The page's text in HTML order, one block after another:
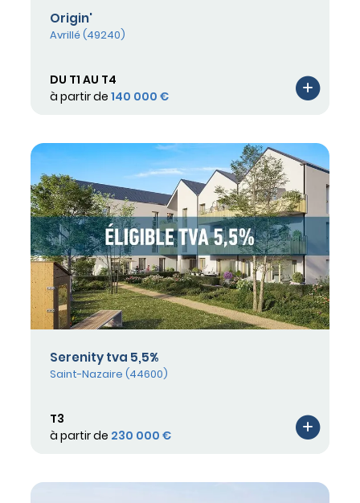
Origin'
Avrillé (49240)
DU T1 AU T4
à partir de 140 000 €
Serenity tva 5,5%
Saint-Nazaire (44600)
T3
à partir de 230 000 €